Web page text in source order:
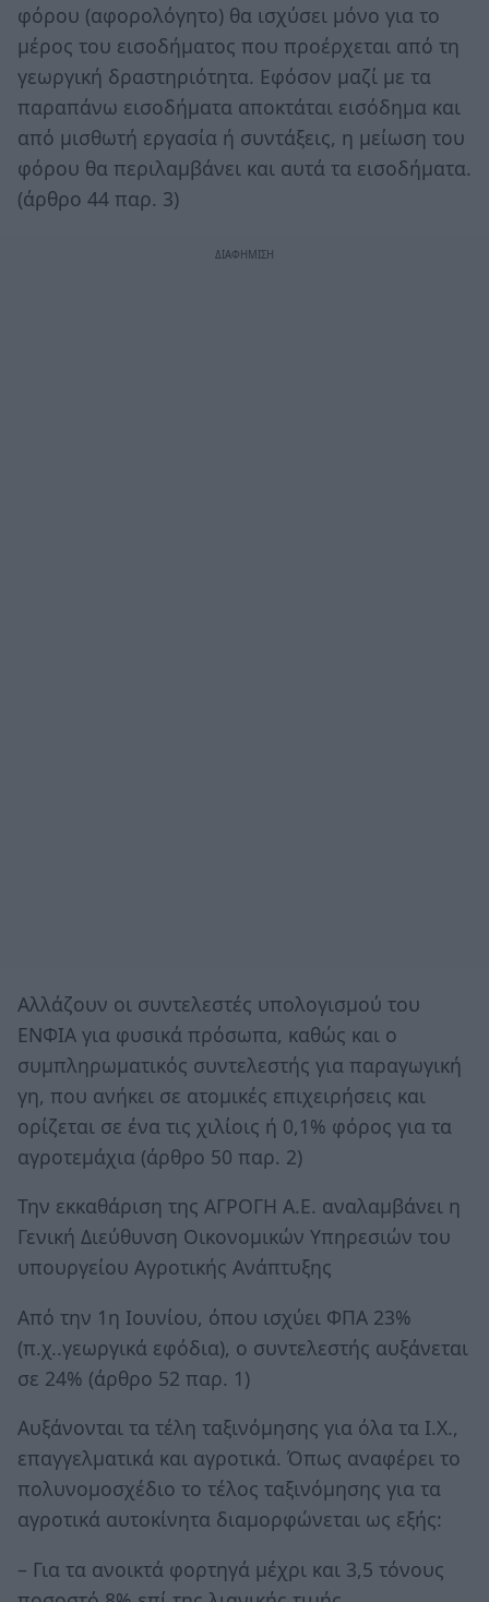
φόρου (αφορoλόγητο) θα ισχύσει μόνο για το
μέρος του εισοδήματος που προέρχεται από τη
γεωργική δραστηριότητα. Εφόσον μαζί με τα
παραπάνω εισοδήματα αποκτάται εισόδημα και
από μισθωτή εργασία ή συντάξεις, η μείωση του
φόρου θα περιλαμβάνει και αυτά τα εισοδήματα.
(άρθρο 44 παρ. 3)
Αλλάζουν οι συντελεστές υπολογισμού του
ΕΝΦΙΑ για φυσικά πρόσωπα, καθώς και ο
συμπληρωματικός συντελεστής για παραγωγική
γη, που ανήκει σε ατομικές επιχειρήσεις και
ορίζεται σε ένα τις χιλίοις ή 0,1% φόρος για τα
αγροτεμάχια (άρθρο 50 παρ. 2)
Την εκκαθάριση της ΑΓΡΟΓΗ Α.Ε. αναλαμβάνει η
Γενική Διεύθυνση Οικονομικών Υπηρεσιών του
υπουργείου Αγροτικής Ανάπτυξης
Από την 1η Ιουνίου, όπου ισχύει ΦΠΑ 23%
(π.χ..γεωργικά εφόδια), ο συντελεστής αυξάνεται
σε 24% (άρθρο 52 παρ. 1)
Αυξάνονται τα τέλη ταξινόμησης για όλα τα Ι.Χ.,
επαγγελματικά και αγροτικά. Όπως αναφέρει το
πολυνομοσχέδιο το τέλος ταξινόμησης για τα
αγροτικά αυτοκίνητα διαμορφώνεται ως εξής:
– Για τα ανοικτά φορτηγά μέχρι και 3,5 τόνους